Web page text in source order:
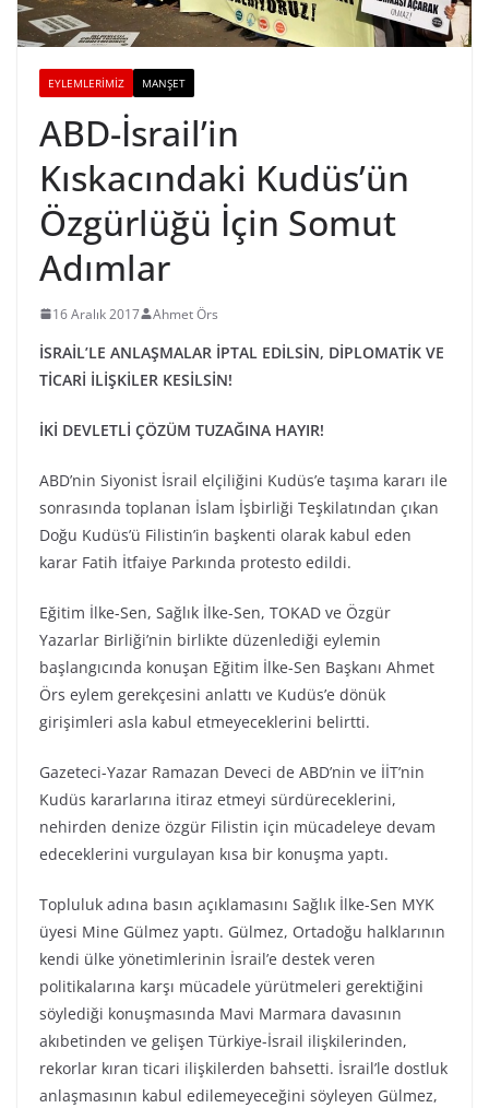
EYLEMLERIMIZ MANŞET
ABD-İsrail’in
Kıskacındaki Kudüs’ün
Özgürlüğü İçin Somut
Adımlar
16 Aralık 2017 Ahmet Örs
İSRAİL’LE ANLAŞMALAR İPTAL EDİLSİN, DİPLOMATİK VE
TİCARİ İLİŞKİLER KESİLSİN!
İKİ DEVLETLİ ÇÖZÜM TUZAĞINA HAYIR!
ABD’nin Siyonist İsrail elçiliğini Kudüs’e taşıma kararı ile
sonrasında toplanan İslam İşbirliği Teşkilatından çıkan
Doğu Kudüs’ü Filistin’in başkenti olarak kabul eden
karar Fatih İtfaiye Parkında protesto edildi.
Eğitim İlke-Sen, Sağlık İlke-Sen, TOKAD ve Özgür
Yazarlar Birliği’nin birlikte düzenlediği eylemin
başlangıcında konuşan Eğitim İlke-Sen Başkanı Ahmet
Örs eylem gerekçesini anlattı ve Kudüs’e dönük
girişimleri asla kabul etmeyeceklerini belirtti.
Gazeteci-Yazar Ramazan Deveci de ABD’nin ve İİT’nin
Kudüs kararlarına itiraz etmeyi sürdüreceklerini,
nehirden denize özgür Filistin için mücadeleye devam
edeceklerini vurgulayan kısa bir konuşma yaptı.
Topluluk adına basın açıklamasını Sağlık İlke-Sen MYK
üyesi Mine Gülmez yaptı. Gülmez, Ortadoğu halklarının
kendi ülke yönetimlerinin İsrail’e destek veren
politikalarına karşı mücadele yürütmeleri gerektiğini
söylediği konuşmasında Mavi Marmara davasının
akıbetinden ve gelişen Türkiye-İsrail ilişkilerinden,
rekorlar kıran ticari ilişkilerden bahsetti. İsrail’le dostluk
anlaşmasının kabul edilemeyeceğini söyleyen Gülmez,